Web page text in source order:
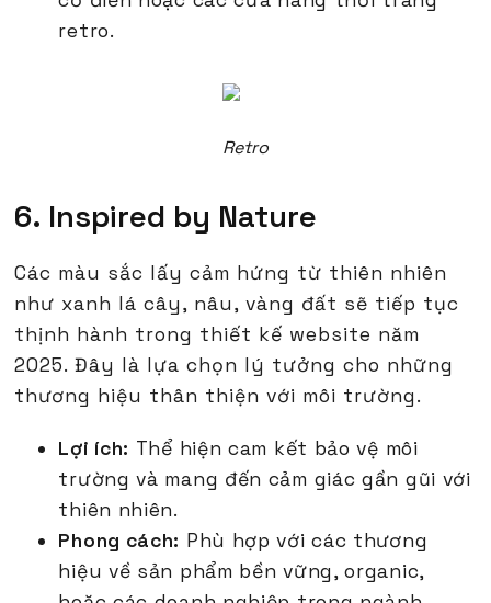
retro.
Retro
6. Inspired by Nature
Các màu sắc lấy cảm hứng từ thiên nhiên
như xanh lá cây, nâu, vàng đất sẽ tiếp tục
thịnh hành trong thiết kế website năm
2025. Đây là lựa chọn lý tưởng cho những
thương hiệu thân thiện với môi trường.
Lợi ích: Thể hiện cam kết bảo vệ môi
trường và mang đến cảm giác gần gũi với
thiên nhiên.
Phong cách: Phù hợp với các thương
hiệu về sản phẩm bền vững, organic,